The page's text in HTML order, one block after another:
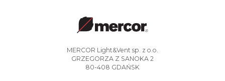
MERCOR Light&Vent sp. z o.o.
GRZEGORZA Z SANOKA 2
80-408 GDAŃSK